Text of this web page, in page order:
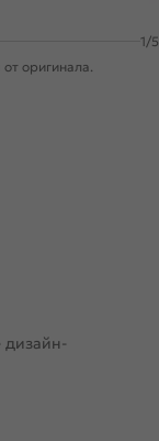
1/5
оригинала.
дизайн-